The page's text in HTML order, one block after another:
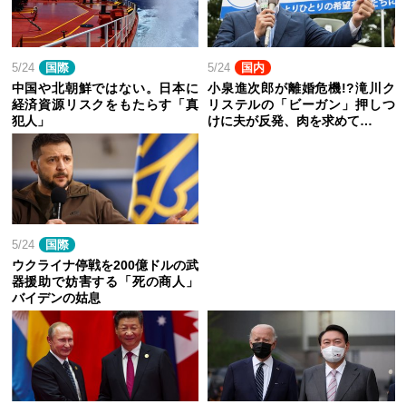
5/24 国際
中国や北朝鮮ではない。日本に
経済資源リスクをもたらす「真
犯人」
5/24 国内
小泉進次郎が離婚危機!?滝川ク
リステルの「ビーガン」押しつ
けに夫が反発、肉を求めて…
5/24 国際
ウクライナ停戦を200億ドルの武
器援助で妨害する「死の商人」
バイデンの姑息